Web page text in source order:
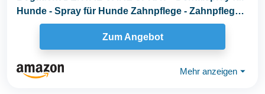
Hunde - Spray für Hunde Zahnpflege - Zahnpflege
Hund...
Zum Angebot
Mehr anzeigen ⏷